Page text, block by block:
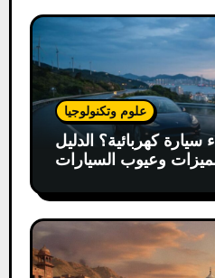
علوم وتكنولوجيا
كهربائية؟ الدليل
وعيوب السيارات